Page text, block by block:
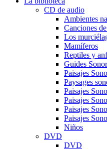
CD de audio
Ambientes
Canciones
Los
Mamíferos
Reptiles y
Guides
Paisajes
Paysages
Paisajes
Paisajes
Paisajes
Paisajes
Niños
DVD
DVD